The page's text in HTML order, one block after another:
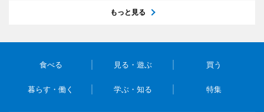
もっと見る
食べる 見る・遊ぶ 買う
暮らす・働く 学ぶ・知る 特集